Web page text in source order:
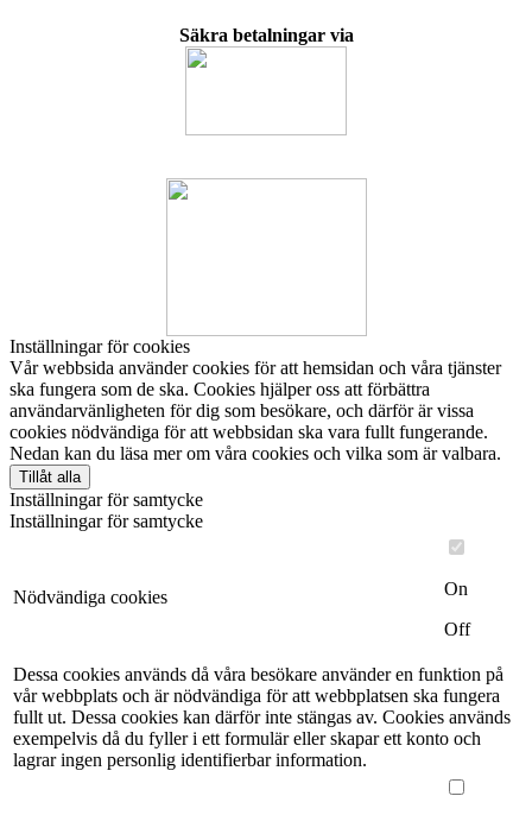
Säkra betalningar via
Inställningar för cookies
Vår webbsida använder cookies för att hemsidan och våra tjänster
ska fungera som de ska. Cookies hjälper oss att förbättra
användarvänligheten för dig som besökare, och därför är vissa
cookies nödvändiga för att webbsidan ska vara fullt fungerande.
Nedan kan du läsa mer om våra cookies och vilka som är valbara.
Tillåt alla
Inställningar för samtycke
Inställningar för samtycke
Nödvändiga cookies
On
Off
Dessa cookies används då våra besökare använder en funktion på
vår webbplats och är nödvändiga för att webbplatsen ska fungera
fullt ut. Dessa cookies kan därför inte stängas av. Cookies används
exempelvis då du fyller i ett formulär eller skapar ett konto och
lagrar ingen personlig identifierbar information.